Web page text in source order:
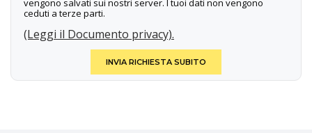
ceduti a terze parti.
(Leggi il Documento privacy).
INVIA RICHIESTA SUBITO